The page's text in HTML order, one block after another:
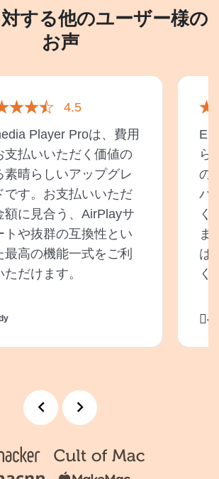
する他のユーザー様の
お声
4.5
Player Proは、費用
支払いいただく価値の
素晴らしいアップグレ
です。お支払いいただ
額に見合う、AirPlayサ
トや抜群の互換性とい
最高の機能一式をご利
ただけます。
ら
の
パ
く
ま
は
く